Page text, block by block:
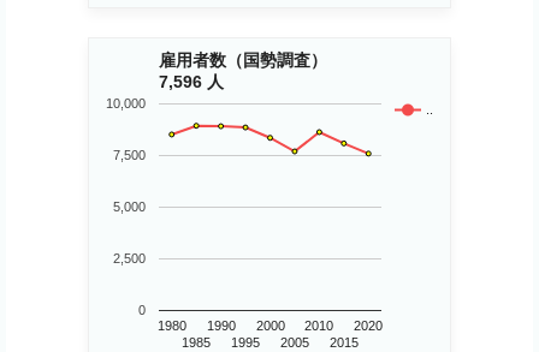
雇用者数（国勢調査）
7,596 人
..
1980
1985
1990
1995
2000
2005
2010
2015
2020
0
2,500
5,000
7,500
10,000